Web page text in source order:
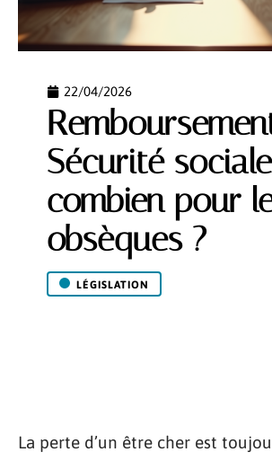
22/04/2026
Sécurité
combien pour
obsèques ?
LÉGISLATION
La perte d’un être cher est